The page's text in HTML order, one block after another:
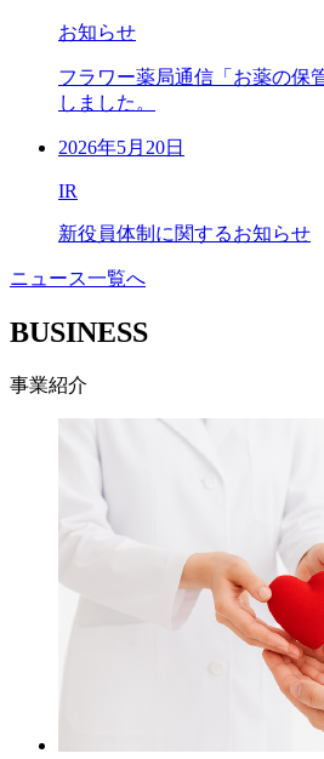
お知らせ
フラワー薬局通信「お薬の保
しました。
2026年5月20日
IR
新役員体制に関するお知らせ
ニュース一覧へ
BUSINESS
事業紹介